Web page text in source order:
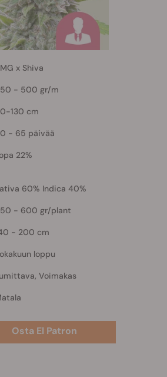
x Shiva
- 500 gr/m
130 cm
- 65 päivää
22%
60% Indica 40%
- 600 gr/plant
- 200 cm
loppu
Voimakas
Osta El Patron